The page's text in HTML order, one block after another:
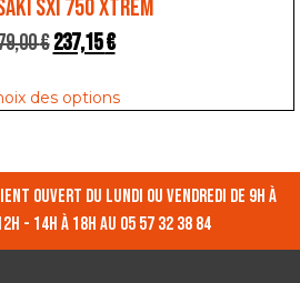
SXI 750 XTREM
€237,15€
des options
ouvert du lundi ou vendredi de 9h à
- 14h à 18h au 05 57 32 38 84